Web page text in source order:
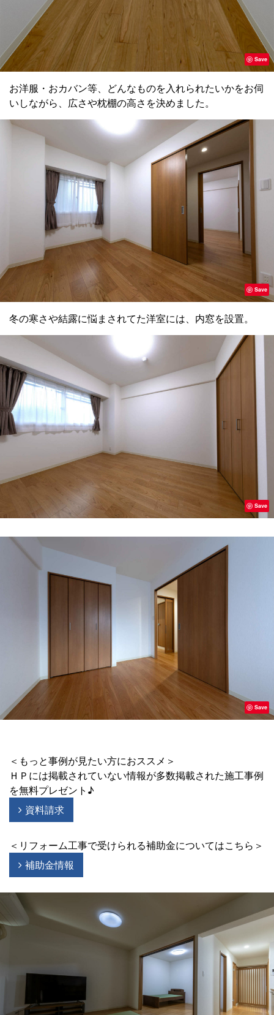
Save
お洋服・おカバン等、どんなものを入れられたいかをお伺
いしながら、広さや枕棚の高さを決めました。
Save
冬の寒さや結露に悩まされてた洋室には、内窓を設置。
Save
Save
＜もっと事例が見たい方におススメ＞
ＨＰには掲載されていない情報が多数掲載された施工事例
を無料プレゼント♪
資料請求
＜リフォーム工事で受けられる補助金についてはこちら＞
補助金情報